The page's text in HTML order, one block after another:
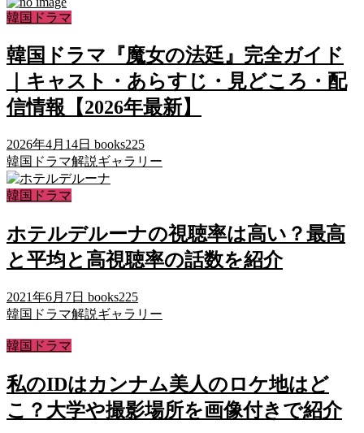
韓国ドラマ
韓国ドラマ『魔女の法廷』完全ガイド
｜キャスト・あらすじ・見どころ・配
信情報【2026年最新】
2026年4月14日 books225
韓国ドラマ解説ギャラリー
韓国ドラマ
ホテルデルーナの視聴率は高い？最高
と平均と高視聴率の話数を紹介
2021年6月7日 books225
韓国ドラマ解説ギャラリー
韓国ドラマ
私のIDはカンナム美人のロケ地はど
こ？大学や撮影場所を画像付きで紹介